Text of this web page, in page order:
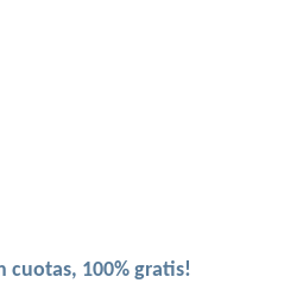
cuotas, 100% gratis!